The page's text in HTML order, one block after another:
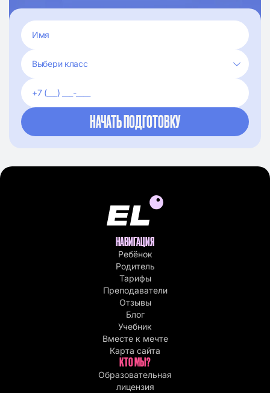
НАВИГАЦИЯ
Ребёнок
Родитель
Тарифы
Преподаватели
Отзывы
Блог
Учебник
Вместе к мечте
Карта сайта
КТО МЫ?
Образовательная
лицензия